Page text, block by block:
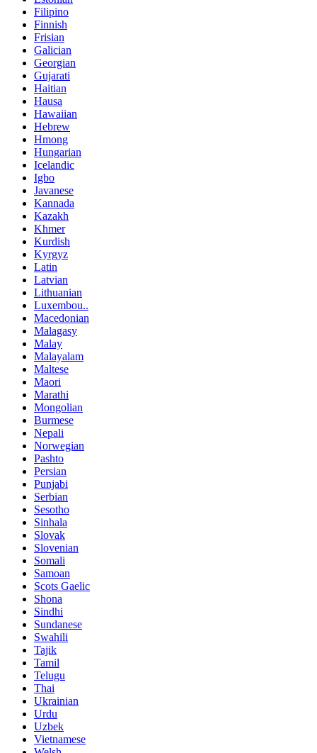
Filipino
Finnish
Frisian
Galician
Georgian
Gujarati
Haitian
Hausa
Hawaiian
Hebrew
Hmong
Hungarian
Icelandic
Igbo
Javanese
Kannada
Kazakh
Khmer
Kurdish
Kyrgyz
Latin
Latvian
Lithuanian
Luxembou..
Macedonian
Malagasy
Malay
Malayalam
Maltese
Maori
Marathi
Mongolian
Burmese
Nepali
Norwegian
Pashto
Persian
Punjabi
Serbian
Sesotho
Sinhala
Slovak
Slovenian
Somali
Samoan
Scots Gaelic
Shona
Sindhi
Sundanese
Swahili
Tajik
Tamil
Telugu
Thai
Ukrainian
Urdu
Uzbek
Vietnamese